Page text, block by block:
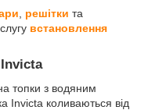
решітки та
встановлення
Invicta
топки з водяним
Invicta коливаються від